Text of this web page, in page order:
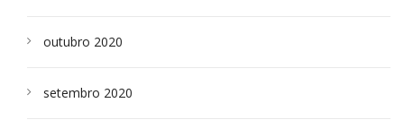
outubro 2020
setembro 2020